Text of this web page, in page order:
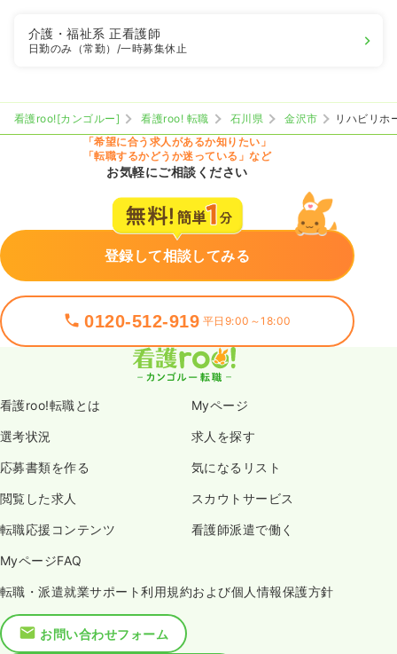
介護・福祉系正看護師
日勤のみ（常勤） /一時募集休止
看護roo![カンゴルー] 看護roo! 転職 石川県 金沢市
リハビリホ
「希望に合う求人があるか知りたい」
「転職するかどうか迷っている」など
お気軽にご相談ください
登録して相談してみる
0120-512-919 平日9:00～18:00
看護roo!転職とは Myページ
選考状況 求人を探す
応募書類を作る 気になるリスト
閲覧した求人 スカウトサービス
転職応援コンテンツ 看護師派遣で働く
MyページFAQ
転職・派遣就業サポート利用規約および個人情報保護方針
お問い合わせフォーム